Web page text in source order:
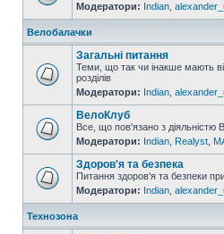
Модератори: Indian
Велобалачки
Загальні питання
Теми, що так чи інакше мають
розділів
Модератори: Indian
ВелоКлуб
Все, що пов'язано з
Модератори: Indian Realyst
Здоров'я та безпека
Питання здоров'я та безпеки
Модератори: Indian
Технозона